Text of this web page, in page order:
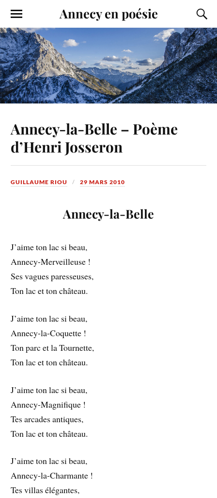
Annecy en poésie
Annecy-la-Belle – Poème
d’Henri Josseron
GUILLAUME RIOU 29 MARS 2010
Annecy-la-Belle
J’aime ton lac si beau,
Annecy-Merveilleuse !
Ses vagues paresseuses,
Ton lac et ton château.
J’aime ton lac si beau,
Annecy-la-Coquette !
Ton parc et la Tournette,
Ton lac et ton château.
J’aime ton lac si beau,
Annecy-Magnifique !
Tes arcades antiques,
Ton lac et ton château.
J’aime ton lac si beau,
Annecy-la-Charmante !
Tes villas élégantes,